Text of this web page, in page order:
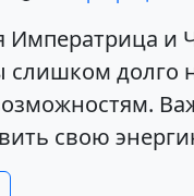
Императрица и
долго
свою